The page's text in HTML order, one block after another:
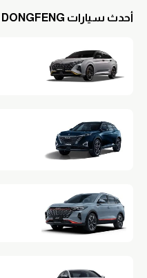
أحدث سيارات DONGFENG